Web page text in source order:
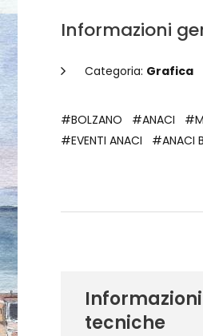
Informazioni
Categoria: Grafica
#BOLZANO #ANACI
#EVENTI ANACI
#ANACI B
Informazioni
tecniche